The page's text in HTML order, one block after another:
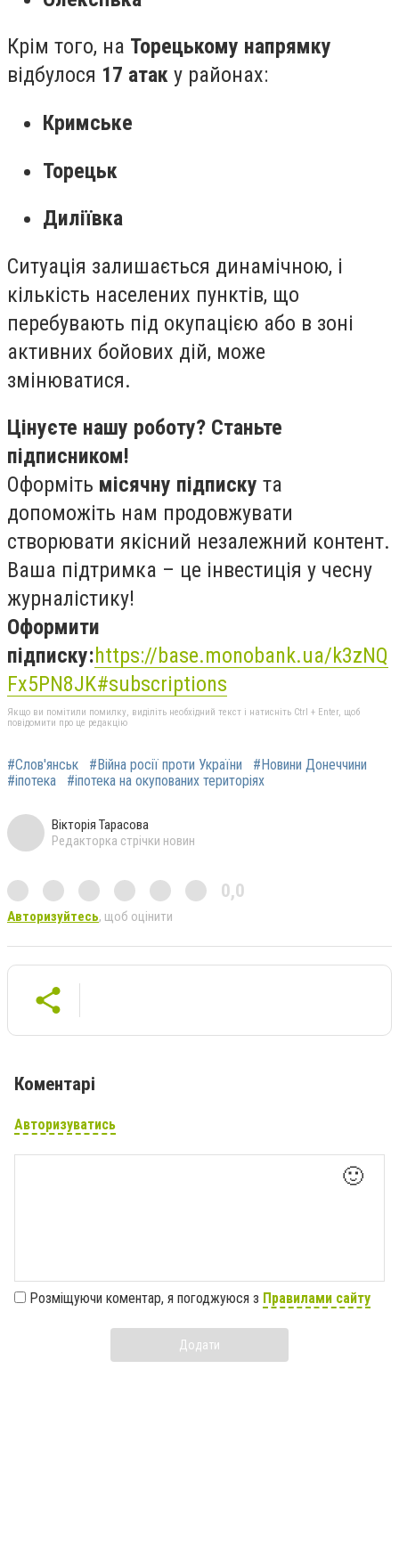
Крім того, на Торецькому напрямку
відбулося 17 атак у районах:
Кримське
Торецьк
Диліївка
Ситуація залишається динамічною, і
кількість населених пунктів, що
перебувають під окупацією або в зоні
активних бойових дій, може
змінюватися.
Цінуєте нашу роботу? Станьте
підписником!
Оформіть місячну підписку та
допоможіть нам продовжувати
створювати якісний незалежний контент.
Ваша підтримка – це інвестиція у чесну
журналістику!
Оформити
підписку:https://base.monobank.ua/k3zNQ
Fx5PN8JK#subscriptions
Якщо ви помітили помилку, виділіть необхідний текст і натисніть Ctrl + Enter, щоб
повідомити про це редакцію
#Слов'янськ #Війна росії проти України
#Новини Донеччини
#іпотека
#іпотека на окупованих територіях
Вікторія Тарасова
Редакторка стрічки новин
0,0
Авторизуйтесь, щоб оцінити
Коментарі
Авторизуватись
🙂
Розміщуючи коментар, я погоджуюся з Правилами сайту
Додати